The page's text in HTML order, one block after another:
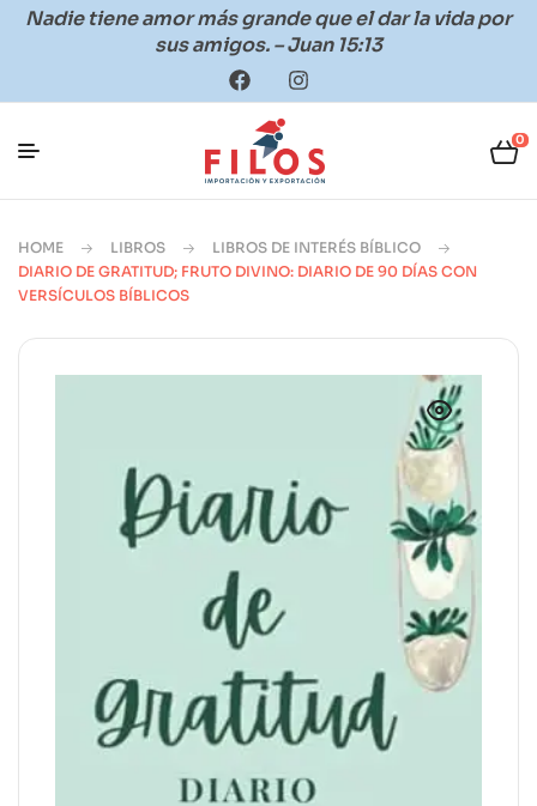
Nadie tiene amor más grande que el dar la vida por
sus amigos. – Juan 15:13
0
HOME LIBROS
LIBROS DE INTERÉS BÍBLICO
DIARIO DE GRATITUD; FRUTO DIVINO: DIARIO DE 90 DÍAS CON
VERSÍCULOS BÍBLICOS